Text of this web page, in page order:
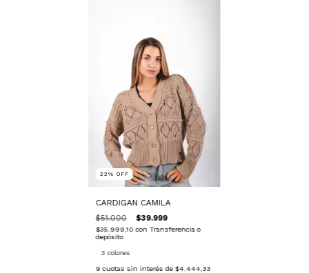
22 % OFF
CARDIGAN CAMILA
$51.000 $39.999
$35.999,10con Transferencia o
depósito
3 colores
9 cuotas sin interés de $4.444,33